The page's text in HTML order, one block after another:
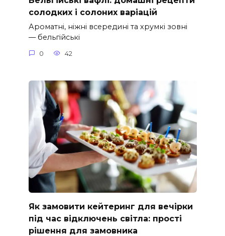
солодких і солоних варіацій
Ароматні, ніжні всередині та хрумкі зовні
— бельгійські
0 42
Як замовити кейтеринг для вечірки
під час відключень світла: прості
рішення для замовника